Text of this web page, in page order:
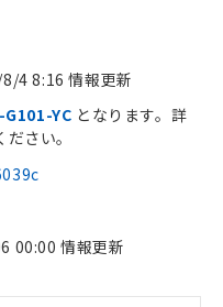
4 8:16 情報更新
YC となります。詳
さい。
00:00 情報更新